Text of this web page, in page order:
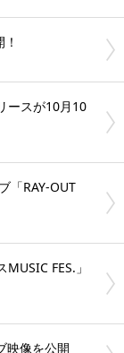
ースが10月10
「RAY-OUT
FES.」
映像を公開